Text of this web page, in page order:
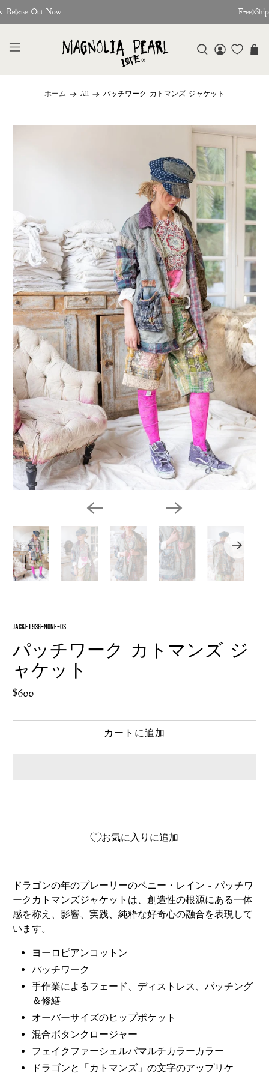
Release Out Now Free
ホーム All パッチワーク カトマンズ ジャケット
JACKET 936-NONE-OS
パッチワーク カトマンズ ジ
ャケット
$600
カートに追加
お気に入りに追加
ドラゴンの年のプレーリーのペニー・レイン - パッチワ
ークカトマンズジャケットは、創造性の根源にある一体
感を称え、影響、実践、純粋な好奇心の融合を表現して
います。
ヨーロピアンコットン
パッチワーク
手作業によるフェード、ディストレス、パッチング
＆修繕
オーバーサイズのヒップポケット
混合ボタンクロージャー
フェイクファーシェルパマルチカラーカラー
ドラゴンと「カトマンズ」の文字のアップリケ